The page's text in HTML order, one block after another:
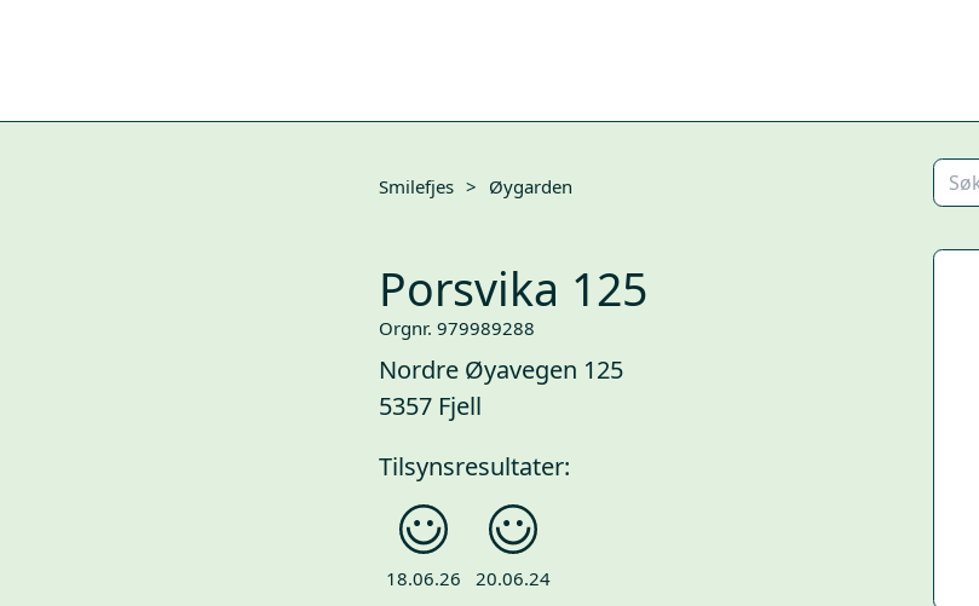
Smilefjes > Øygarden
Porsvika 125
Orgnr. 979989288
Nordre Øyavegen 125
5357 Fjell
Tilsynsresultater:
18.06.26 20.06.24